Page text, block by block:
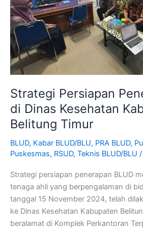
Strategi Persiapan
di Dinas Kesehatan
Belitung Timur
BLUD, Kabar BLUD/BLU, PRA BLUD,
Puskesmas, RSUD, Teknis BLUD/BLU /
Strategi persiapan penerapan BLUD
tenaga ahli yang berpengalaman di
tanggal 15 November 2024, telah
ke Dinas Kesehatan Kabupaten
beralamat di Komplek Perkantoran
Kabupaten
Belitung
Timur